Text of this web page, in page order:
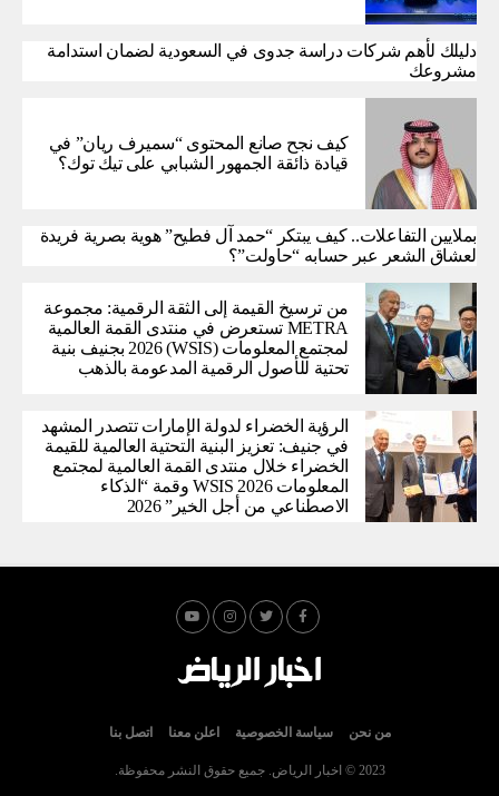
دليلك لأهم شركات دراسة جدوى في السعودية لضمان استدامة
مشروعك
كيف نجح صانع المحتوى “سميرف ريان” في
قيادة ذائقة الجمهور الشبابي على تيك توك؟
بملايين التفاعلات.. كيف يبتكر “حمد آل فطيح” هوية بصرية فريدة
لعشاق الشعر عبر حسابه “حاولت”؟
من ترسيخ القيمة إلى الثقة الرقمية: مجموعة
METRA تستعرض في منتدى القمة العالمية
لمجتمع المعلومات (WSIS) 2026 بجنيف بنية
تحتية للأصول الرقمية المدعومة بالذهب
الرؤية الخضراء لدولة الإمارات تتصدر المشهد
في جنيف: تعزيز البنية التحتية العالمية للقيمة
الخضراء خلال منتدى القمة العالمية لمجتمع
المعلومات WSIS 2026 وقمة “الذكاء
الاصطناعي من أجل الخير” 2026
من نحن سياسة الخصوصية اعلن معنا اتصل بنا
2023 © اخبار الرياض. جميع حقوق النشر محفوظة.